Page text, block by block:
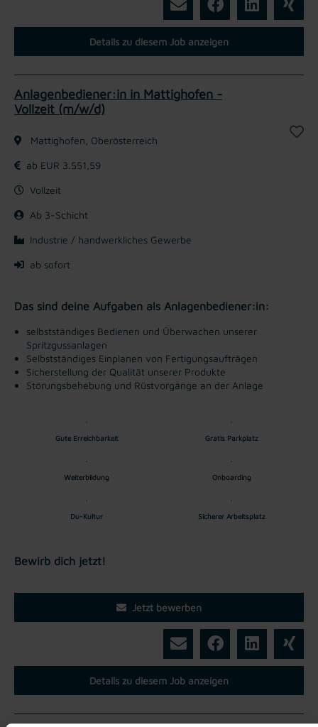
Details zu diesem Job anzeigen
Anlagenbediener:in in Mattighofen -
Vollzeit (m/w/d)
Mattighofen, Oberösterreich
ab EUR 3.551,59
Vollzeit
Ab 3-Schicht
Industrie / handwerkliches Gewerbe
ab sofort
Das sind deine Aufgaben als Anlagenbediener:in:
selbstständiges Bedienen und Überwachen unserer
Spritzgussanlagen
Selbstständiges Einplanen von Fertigungsaufträgen
Sicherstellung der Qualität unserer Produkte
Störungsbehebung und Rüstvorgänge an der Anlage
Gute Erreichbarkeit Gratis Parkplatz
Weiterbildung Onboarding
Du-Kultur Sicherer Arbeitsplatz
Bewirb dich jetzt!
Jetzt bewerben
Details zu diesem Job anzeigen